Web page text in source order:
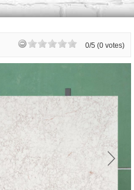
0/5 (0 votes)